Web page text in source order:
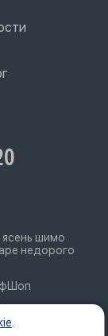
ясень шимо
недорого